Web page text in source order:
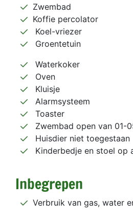
Zwembad
Koffie percolator
Koel-vriezer
Groentetuin
Waterkoker
Oven
Kluisje
Alarmsysteem
Toaster
Zwembad open van 01-
Huisdier niet toegestaan
Kinderbedje en stoel op
Inbegrepen
Verbruik van gas, water